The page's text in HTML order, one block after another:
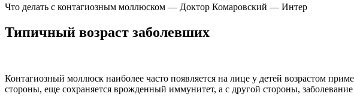
Что делать с контагиозным моллюском — Доктор Комаровский — Интер
Типичный возраст заболевших
Контагиозный моллюск наиболее часто появляется на лице у детей возрастом
стороны, еще сохраняется врожденный иммунитет, а с другой стороны,